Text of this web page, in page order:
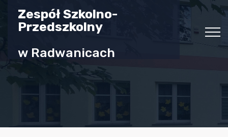
Zespół Szkolno-
Przedszkolny
w Radwanicach